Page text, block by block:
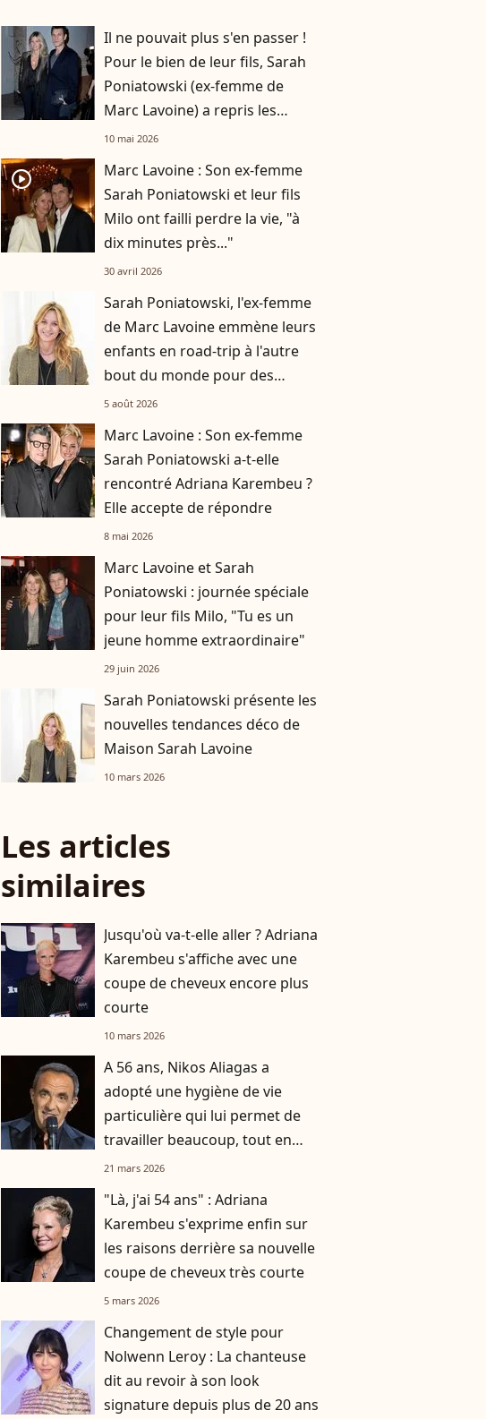
Il ne pouvait plus s'en passer !
Pour le bien de leur fils, Sarah
Poniatowski (ex-femme de
Marc Lavoine) a repris les
choses en main à la maison
10 mai 2026
player2
Marc Lavoine : Son ex-femme
Sarah Poniatowski et leur fils
Milo ont failli perdre la vie, "à
dix minutes près..."
30 avril 2026
Sarah Poniatowski, l'ex-femme
de Marc Lavoine emmène leurs
enfants en road-trip à l'autre
bout du monde pour des
vacances paradisiaques
5 août 2026
Marc Lavoine : Son ex-femme
Sarah Poniatowski a-t-elle
rencontré Adriana Karembeu ?
Elle accepte de répondre
8 mai 2026
Marc Lavoine et Sarah
Poniatowski : journée spéciale
pour leur fils Milo, "Tu es un
jeune homme extraordinaire"
29 juin 2026
Sarah Poniatowski présente les
nouvelles tendances déco de
Maison Sarah Lavoine
10 mars 2026
Les articles
similaires
Jusqu'où va-t-elle aller ? Adriana
Karembeu s'affiche avec une
coupe de cheveux encore plus
courte
10 mars 2026
A 56 ans, Nikos Aliagas a
adopté une hygiène de vie
particulière qui lui permet de
travailler beaucoup, tout en
gardant la forme
21 mars 2026
"Là, j'ai 54 ans" : Adriana
Karembeu s'exprime enfin sur
les raisons derrière sa nouvelle
coupe de cheveux très courte
5 mars 2026
Changement de style pour
Nolwenn Leroy : La chanteuse
dit au revoir à son look
signature depuis plus de 20 ans